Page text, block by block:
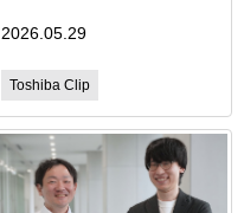
2026.05.29
Toshiba Clip